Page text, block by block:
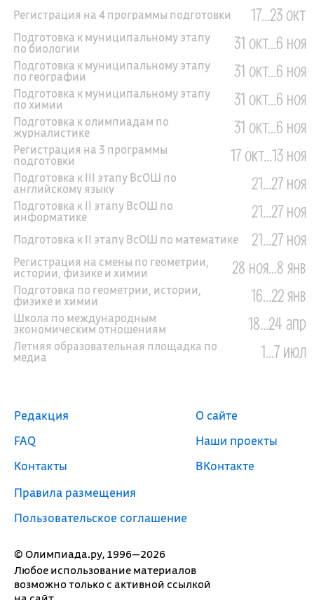
Регистрация на 4 программы подготовки 17...23 окт
Подготовка к муниципальному этапу
по биологии 31 окт...6 ноя
Подготовка к муниципальному этапу
по географии 31 окт...6 ноя
Подготовка к муниципальному этапу
по химии 31 окт...6 ноя
Подготовка к олимпиадам по
журналистике 31 окт...6 ноя
Регистрация на 3 программы
подготовки 17 окт...13 ноя
Подготовка к III этапу ВсОШ по
английскому языку 21...27 ноя
Подготовка к II этапу ВсОШ по
информатике 21...27 ноя
Подготовка к II этапу ВсОШ по математике 21...27 ноя
Регистрация на смены по геометрии,
истории, физике и химии 28 ноя...8 янв
Подготовка по геометрии, истории,
физике и химии 16...22 янв
Школа по международным
экономическим отношениям 18...24 апр
Летняя образовательная площадка по
медиа 1...7 июл
© Олимпиада.ру, 1996—2026
Любое использование материалов
возможно только с активной ссылкой
Редакция
FAQ
Контакты
Правила размещения
Пользовательское соглашение
О сайте
Наши проекты
ВКонтакте